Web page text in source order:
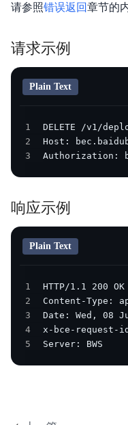
请参照错误返回章节的
请求示例
Plain Text
1
2
3
Authorization:
响应示例
Plain Text
1
2
3
4
5
Server: BWS